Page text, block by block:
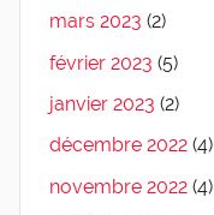
mars 2023 (2)
février 2023 (5)
janvier 2023 (2)
décembre 2022 (4)
novembre 2022 (4)